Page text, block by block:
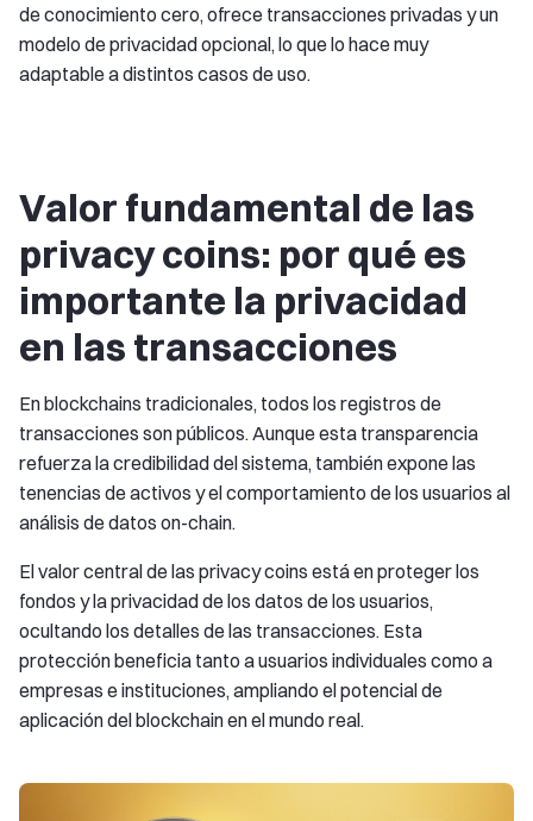
de conocimiento cero, ofrece transacciones privadas y un
modelo de privacidad opcional, lo que lo hace muy
adaptable a distintos casos de uso.
Valor fundamental de las
privacy coins: por qué es
importante la privacidad
en las transacciones
En blockchains tradicionales, todos los registros de
transacciones son públicos. Aunque esta transparencia
refuerza la credibilidad del sistema, también expone las
tenencias de activos y el comportamiento de los usuarios al
análisis de datos on-chain.
El valor central de las privacy coins está en proteger los
fondos y la privacidad de los datos de los usuarios,
ocultando los detalles de las transacciones. Esta
protección beneficia tanto a usuarios individuales como a
empresas e instituciones, ampliando el potencial de
aplicación del blockchain en el mundo real.